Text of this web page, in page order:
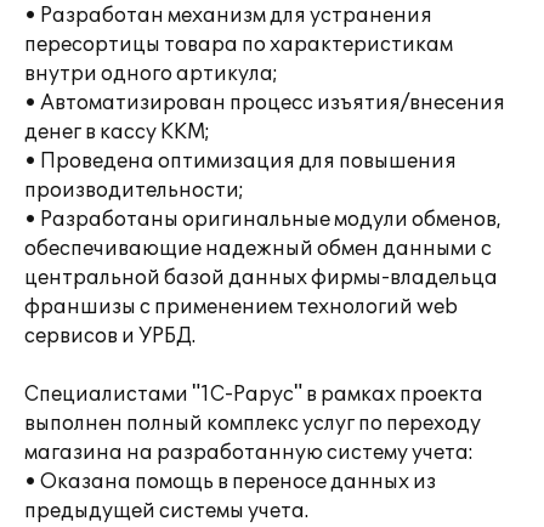
• Разработан механизм для устранения
пересортицы товара по характеристикам
внутри одного артикула;
• Автоматизирован процесс изъятия/внесения
денег в кассу ККМ;
• Проведена оптимизация для повышения
производительности;
• Разработаны оригинальные модули обменов,
обеспечивающие надежный обмен данными с
центральной базой данных фирмы-владельца
франшизы с применением технологий web
сервисов и УРБД.
Специалистами "1С-Рарус" в рамках проекта
выполнен полный комплекс услуг по переходу
магазина на разработанную систему учета:
• Оказана помощь в переносе данных из
предыдущей системы учета.